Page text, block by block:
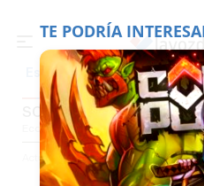
Es noticia Precio luz
SOCIEDAD
EconomíaSociedadInternacional
Actualidad Sociedad
TE PODRÍA